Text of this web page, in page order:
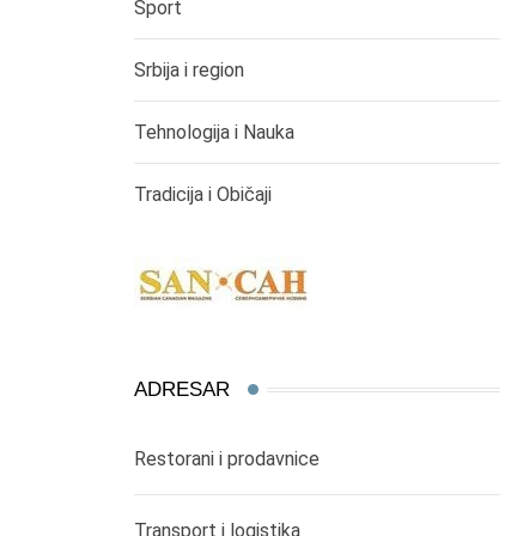
Sport
Srbija i region
Tehnologija i Nauka
Tradicija i Običaji
ADRESAR
Restorani i prodavnice
Transport i logistika